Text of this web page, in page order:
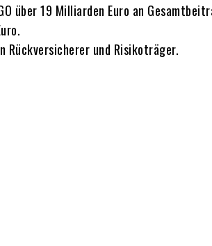
über 19 Milliarden Euro an
Rückversicherer und Risikoträger.